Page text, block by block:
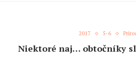
2017 5-6
Niektoré naj… obtočníky